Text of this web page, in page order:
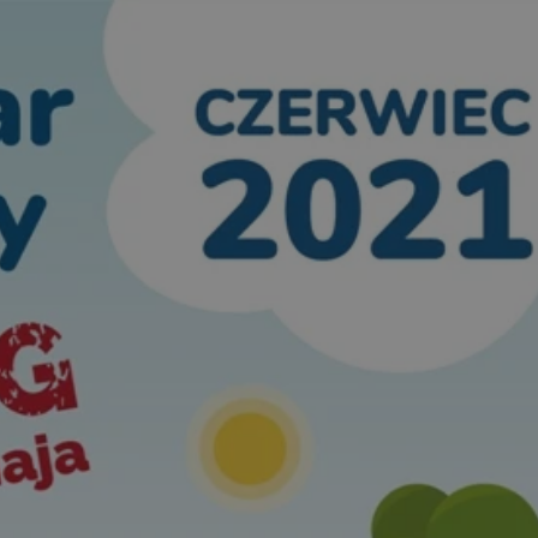
sesji.
ludzi i
internetowej,
internetowej.
identyfikatora
przechowywania
do usług
użytkownik
lub reklamy.
o zgodzie
dotyczących
z witryny.
prywatności
przestrzeganie